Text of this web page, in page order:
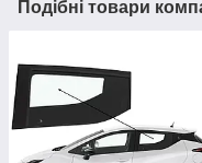
Подібні товари